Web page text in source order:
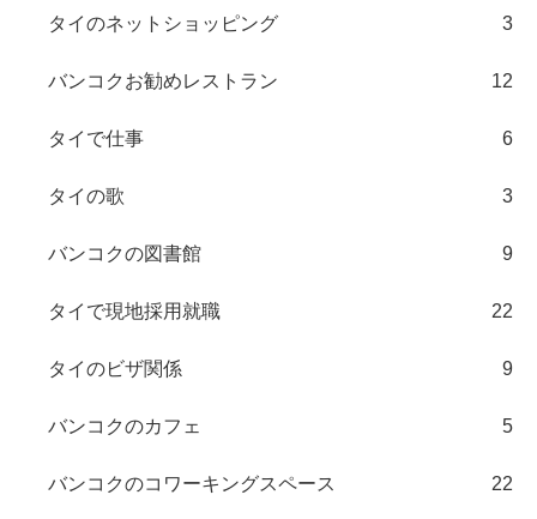
タイのネットショッピング 3
バンコクお勧めレストラン 12
タイで仕事 6
タイの歌 3
バンコクの図書館 9
タイで現地採用就職 22
タイのビザ関係 9
バンコクのカフェ 5
バンコクのコワーキングスペース 22